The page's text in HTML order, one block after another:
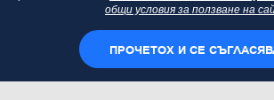
общи условия за ползване на
ПРОЧЕТОХ И СЕ